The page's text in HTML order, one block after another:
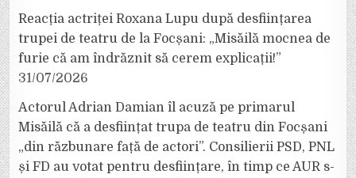
Reacția actriței Roxana Lupu după desființarea
trupei de teatru de la Focșani: „Misăilă mocnea de
furie că am îndrăznit să cerem explicații!”
31/07/2026
Actorul Adrian Damian îl acuză pe primarul
Misăilă că a desființat trupa de teatru din Focșani
„din răzbunare față de actori”. Consilierii PSD, PNL
și FD au votat pentru desființare, în timp ce AUR s-